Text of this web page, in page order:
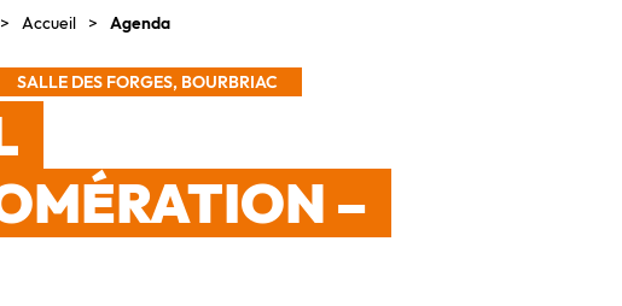
Accueil Agenda
SALLE DES FORGES, BOURBRIAC
–